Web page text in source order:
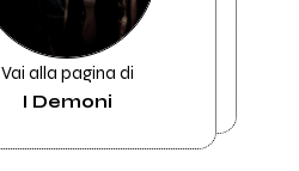
Vai alla pagina di
I Demoni